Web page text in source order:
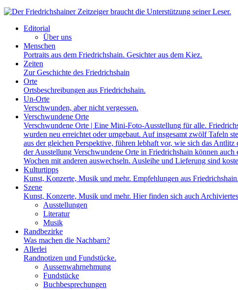
Editorial
Über uns
Menschen
Portraits aus dem Friedrichshain. Gesichter aus dem Kiez.
Zeiten
Zur Geschichte des Friedrichshain
Orte
Ortsbeschreibungen aus Friedrichshain.
Un-Orte
Verschwunden, aber nicht vergessen.
Verschwundene Orte
Verschwundene Orte | Eine Mini-Foto-Ausstellung für alle.
wurden neu erreichtet oder umgebaut. Auf insgesamt zwölf Tafeln
aus der gleichen Perspektive, führen lebhaft vor, wie sich das
der Ausstellung Verschwundene Orte in Friedrichshain können
Wochen mit anderen auswechseln. Ausleihe und Lieferung sind
Kulturtipps
Kunst, Konzerte, Musik und mehr. Empfehlungen aus Friedrichshain.
Szene
Kunst, Konzerte, Musik und mehr. Hier finden sich auch
Ausstellungen
Literatur
Musik
Randbezirke
Was machen die Nachbarn?
Allerlei
Randnotizen und Fundstücke.
Aussenwahrnehmung
Fundstücke
Buchbesprechungen